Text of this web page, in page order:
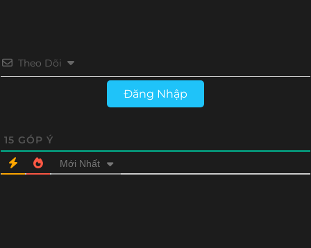
Theo Dõi
Đăng Nhập
15 GÓP Ý
Mới Nhất